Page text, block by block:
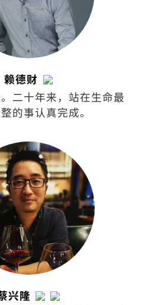
赖德财
二十年来，站在生命最
的事认真完成。
兴隆